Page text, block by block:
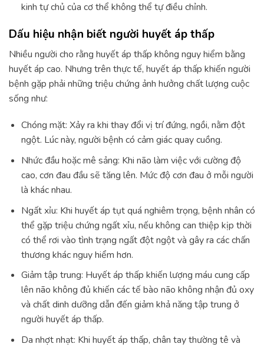
kinh tự chủ của cơ thể không thể tự điều chỉnh.
Dấu hiệu nhận biết người huyết áp thấp
Nhiều người cho rằng huyết áp thấp không nguy hiểm bằng
huyết áp cao. Nhưng trên thực tế, huyết áp thấp khiến người
bệnh gặp phải những triệu chứng ảnh hưởng chất lượng cuộc
sống như:
Chóng mặt: Xảy ra khi thay đổi vị trí đứng, ngồi, nằm đột
ngột. Lúc này, người bệnh có cảm giác quay cuồng.
Nhức đầu hoặc mê sảng: Khi não làm việc với cường độ
cao, cơn đau đầu sẽ tăng lên. Mức độ cơn đau ở mỗi người
là khác nhau.
Ngất xỉu: Khi huyết áp tụt quá nghiêm trọng, bệnh nhân có
thể gặp triệu chứng ngất xỉu, nếu không can thiệp kịp thời
có thể rơi vào tình trạng ngất đột ngột và gây ra các chấn
thương khác nguy hiểm hơn.
Giảm tập trung: Huyết áp thấp khiến lượng máu cung cấp
lên não không đủ khiến các tế bào não không nhận đủ oxy
và chất dinh dưỡng dẫn đến giảm khả năng tập trung ở
người huyết áp thấp.
Da nhợt nhạt: Khi huyết áp thấp, chân tay thường tê và